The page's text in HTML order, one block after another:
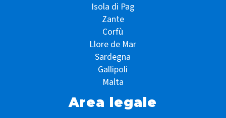
Isola di Pag
Zante
Corfù
Llore de Mar
Sardegna
Gallipoli
Malta
Area legale